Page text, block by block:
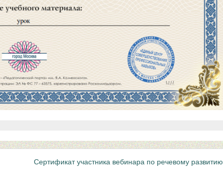
Сертификат участника вебинара по речевому развитию